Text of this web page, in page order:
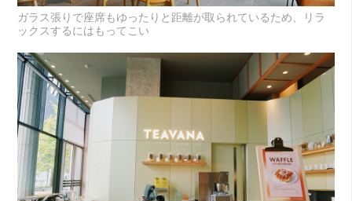
ガラス張りで座席もゆったりと距離が取られているため、リラ
ックスするにはもってこい